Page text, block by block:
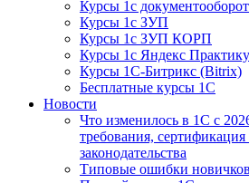
Курсы 1с документооборот
Курсы 1с ЗУП
Курсы 1с ЗУП КОРП
Курсы 1с Яндекс
Курсы 1С-Битрикс (Bitrix)
Бесплатные курсы 1С
Новости
Что изменилось в 1С с
требования,
законодательства
Типовые ошибки